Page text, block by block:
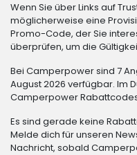
Wenn Sie über Links auf
möglicherweise eine
Promo-Code, der Sie
überprüfen, um die
Bei Camperpower sind 7
August 2026 verfügbar. Im
Camperpower
Es sind gerade keine
Melde dich für unseren
Nachricht, sobald